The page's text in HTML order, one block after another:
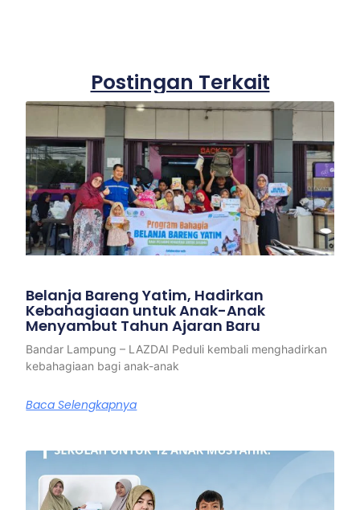
Postingan Terkait
Belanja Bareng Yatim, Hadirkan
Kebahagiaan untuk Anak-Anak
Menyambut Tahun Ajaran Baru
Bandar Lampung – LAZDAI Peduli kembali menghadirkan
kebahagiaan bagi anak-anak
Baca Selengkapnya